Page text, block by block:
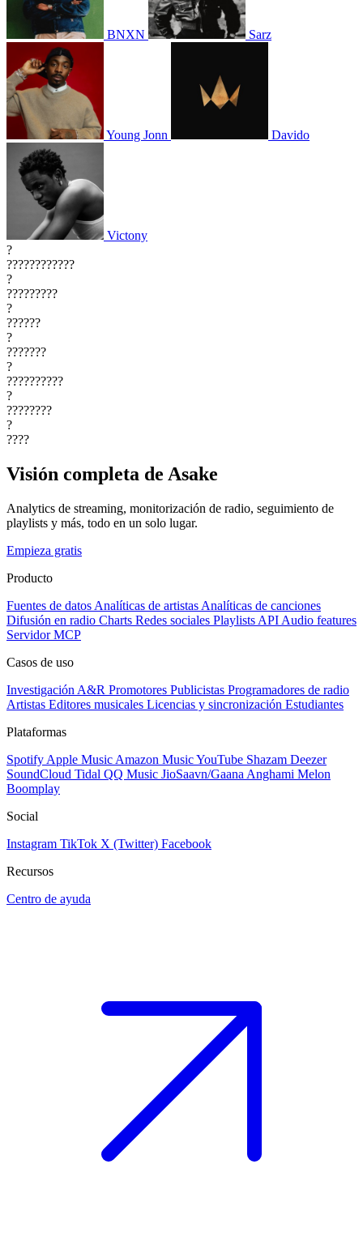
BNXN Sarz
Young Jonn Davido
Victony
?
????????????
?
?????????
?
??????
?
???????
?
??????????
?
????????
?
????
Visión completa de Asake
Analytics de streaming, monitorización de radio, seguimiento de
playlists y más, todo en un solo lugar.
Empieza gratis
Producto
Fuentes de datos Analíticas de artistas Analíticas de canciones
Difusión en radio Charts Redes sociales Playlists API Audio features
Servidor MCP
Casos de uso
Investigación A&R Promotores Publicistas Programadores de radio
Artistas Editores musicales Licencias y sincronización Estudiantes
Plataformas
Spotify Apple Music Amazon MusicYouTube Shazam Deezer
SoundCloud Tidal QQ Music JioSaavn/Gaana Anghami Melon
Boomplay
Social
Instagram TikTok X (Twitter) Facebook
Recursos
Centro de ayuda